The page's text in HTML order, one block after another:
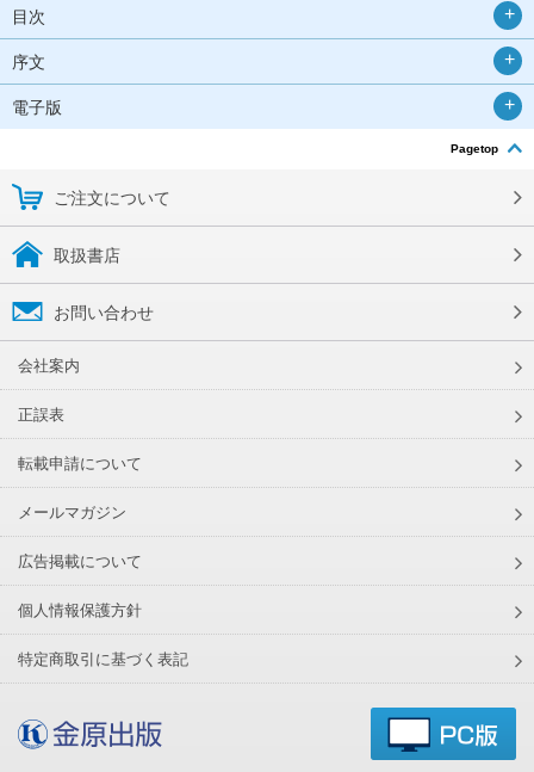
目次
序文
電子版
Pagetop
ご注文について
取扱書店
お問い合わせ
会社案内
正誤表
転載申請について
メールマガジン
広告掲載について
個人情報保護方針
特定商取引に基づく表記